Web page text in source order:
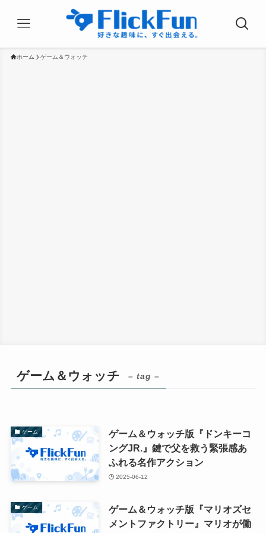
ホーム ゲーム＆ウォッチ
ゲーム＆ウォッチ – tag –
ゲーム
ゲーム＆ウォッチ版『ドンキーコ
ングJR.』鍵で父を救う緊張感あ
ふれる名作アクション
2025-06-12
ゲーム
ゲーム＆ウォッチ版『マリオズセ
メントファクトリー』マリオが働